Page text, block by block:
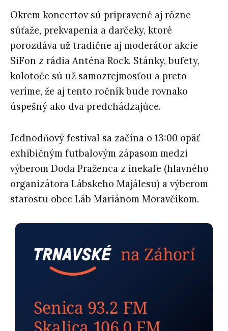
Okrem koncertov sú pripravené aj rôzne
súťaže, prekvapenia a darčeky, ktoré
porozdáva už tradične aj moderátor akcie
SiFon z rádia Anténa Rock. Stánky, bufety,
kolotoče sú už samozrejmosťou a preto
veríme, že aj tento ročník bude rovnako
úspešný ako dva predchádzajúce.
Jednodňový festival sa začína o 13:00 opäť
exhibičným futbalovým zápasom medzi
výberom Doda Praženca z inekafe (hlavného
organizátora Lábskeho Majálesu) a výberom
starostu obce Láb Mariánom Moravčíkom.